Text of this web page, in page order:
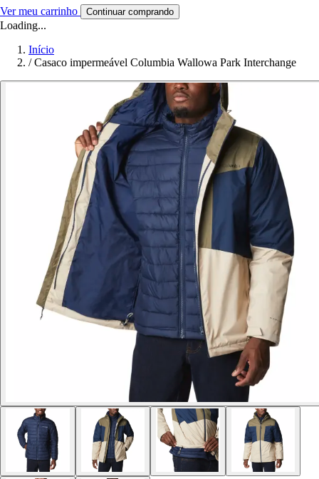
Ver meu carrinho Continuar comprando
Loading...
Início
/ Casaco impermeável Columbia Wallowa Park Interchange